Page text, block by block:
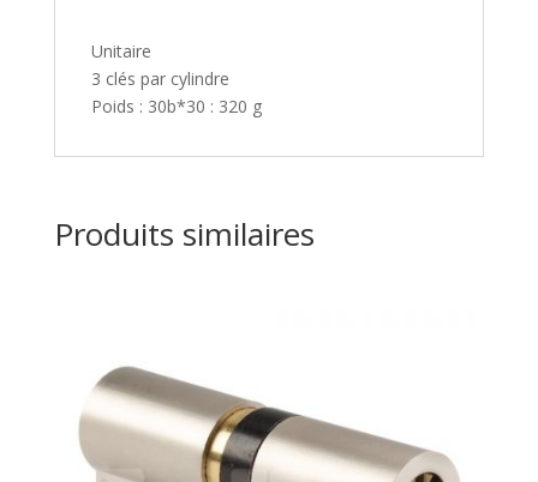
Unitaire
3 clés par cylindre
Poids : 30b*30 : 320 g
Produits similaires